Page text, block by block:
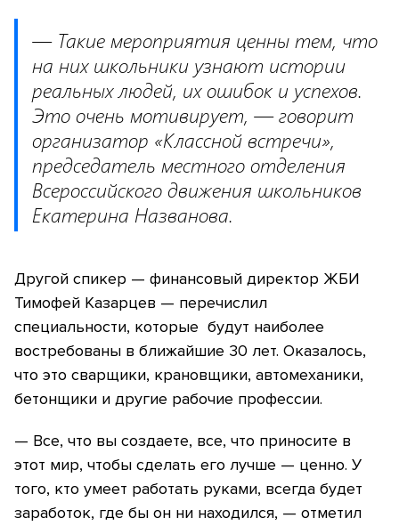
— Такие мероприятия ценны тем, что
на них школьники узнают истории
реальных людей, их ошибок и успехов.
Это очень мотивирует, — говорит
организатор «Классной встречи»,
председатель местного отделения
Всероссийского движения школьников
Екатерина Названова.
Другой спикер — финансовый директор ЖБИ
Тимофей Казарцев — перечислил
специальности, которые будут наиболее
востребованы в ближайшие 30 лет. Оказалось,
что это сварщики, крановщики, автомеханики,
бетонщики и другие рабочие профессии.
— Все, что вы создаете, все, что приносите в
этот мир, чтобы сделать его лучше — ценно. У
того, кто умеет работать руками, всегда будет
заработок, где бы он ни находился, — отметил